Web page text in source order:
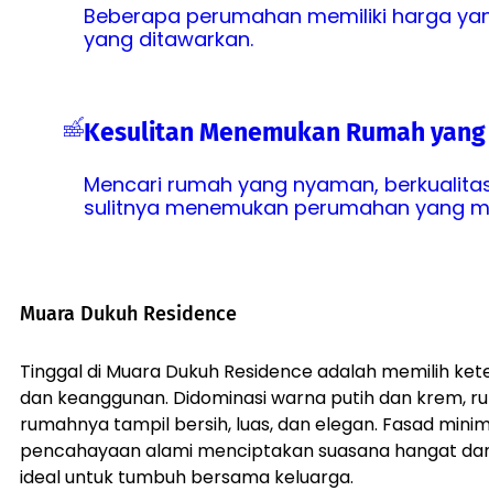
Beberapa perumahan memiliki harga
yang ditawarkan.
Kesulitan Menemukan Rumah
Mencari rumah yang nyaman,
sulitnya menemukan perumahan yang
Muara Dukuh Residence
Tinggal di Muara Dukuh Residence adalah memilih
dan keanggunan. Didominasi warna putih dan krem,
rumahnya tampil bersih, luas, dan elegan. Fasad
pencahayaan alami menciptakan suasana hangat
ideal untuk tumbuh bersama keluarga.